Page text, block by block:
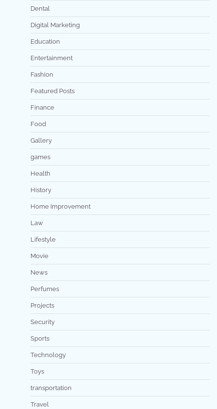
Dental
Digital Marketing
Education
Entertainment
Fashion
Featured Posts
Finance
Food
Gallery
games
Health
History
Home Improvement
Law
Lifestyle
Movie
News
Perfumes
Projects
Security
Sports
Technology
Toys
transportation
Travel